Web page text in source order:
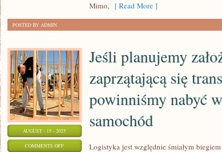
SATYSFAKCJI
CO
Mimo, [ Read More ]
POSTED BY ADMIN
AUGUST - 15 - 2025
COMMENTS OFFON
Jeśli planujemy
zaprzątającą się
powinniśmy nabyć
samochód
Logistyka jest względnie śmiałym